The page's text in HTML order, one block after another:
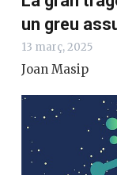
un greu
13 març, 2025
Joan Masip